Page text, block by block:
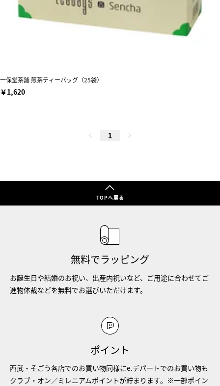
一保堂茶舗 煎茶ティーバッグ（25袋）
￥1,620
1
TOPへ戻る
無料でラッピング
お誕生日や結婚のお祝い、出産内祝いなど、ご用途に合わせてご
進物体裁などを無料でお選びいただけます。
ポイント
西武・そごう各店でのお買い物同様にe.デパートでのお買い物も
クラブ・オン／ミレニアムポイントが貯まります。※一部ポイン